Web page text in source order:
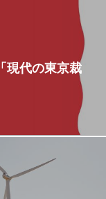
現代の東京裁